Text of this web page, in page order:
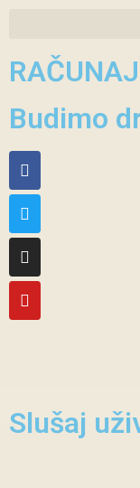
Budimo
Slušaj